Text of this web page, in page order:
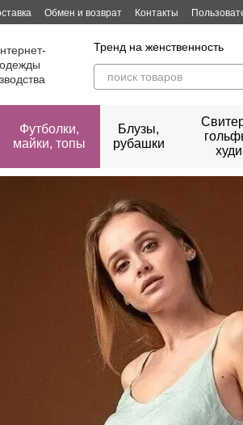
контентуОбмен и возврат Контакты
Тренд на женственность
Футболки,
майки, топы
Блузы,
рубашки
худи